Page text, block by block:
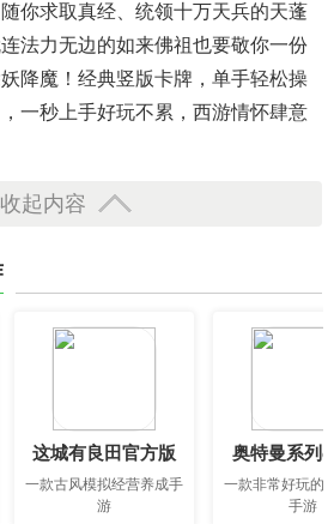
你求取真经、统领十万天兵的天蓬
法力无边的如来佛祖也要敬你一份
降魔！经典竖版卡牌，单手轻松操
一秒上手好玩不累，西游情怀肆意
收起内容
这城有良田官方版
一款古风模拟经营养成手
游
奥特曼系列
一款非常好玩的
手游